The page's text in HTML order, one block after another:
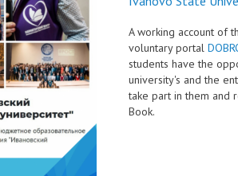
A working account of
voluntary portal
students have the
university's and the
take part in them and
Book.